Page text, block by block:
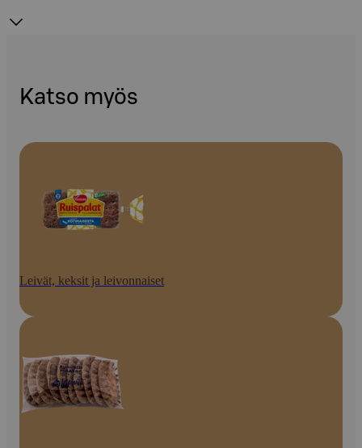
Katso myös
Leivät, keksit ja leivonnaiset